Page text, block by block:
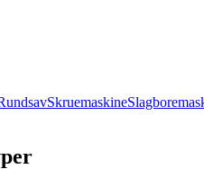
Skruemaskine